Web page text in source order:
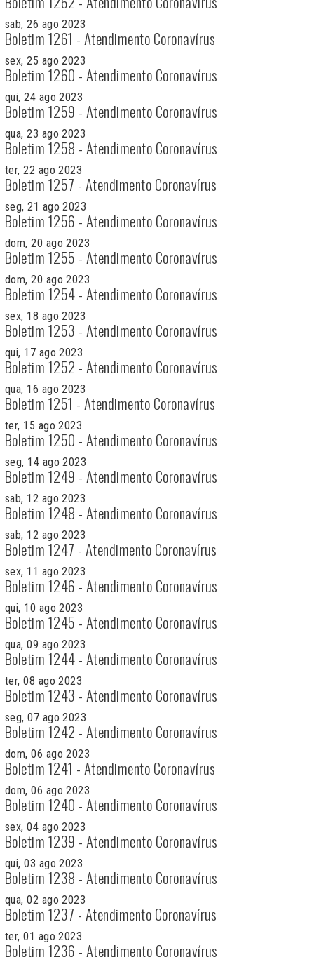
sab, 26 ago 2023
Boletim 1261 - Atendimento Coronavírus
sex, 25 ago 2023
Boletim 1260 - Atendimento Coronavírus
qui, 24 ago 2023
Boletim 1259 - Atendimento Coronavírus
qua, 23 ago 2023
Boletim 1258 - Atendimento Coronavírus
ter, 22 ago 2023
Boletim 1257 - Atendimento Coronavírus
seg, 21 ago 2023
Boletim 1256 - Atendimento Coronavírus
dom, 20 ago 2023
Boletim 1255 - Atendimento Coronavírus
dom, 20 ago 2023
Boletim 1254 - Atendimento Coronavírus
sex, 18 ago 2023
Boletim 1253 - Atendimento Coronavírus
qui, 17 ago 2023
Boletim 1252 - Atendimento Coronavírus
qua, 16 ago 2023
Boletim 1251 - Atendimento Coronavírus
ter, 15 ago 2023
Boletim 1250 - Atendimento Coronavírus
seg, 14 ago 2023
Boletim 1249 - Atendimento Coronavírus
sab, 12 ago 2023
Boletim 1248 - Atendimento Coronavírus
sab, 12 ago 2023
Boletim 1247 - Atendimento Coronavírus
sex, 11 ago 2023
Boletim 1246 - Atendimento Coronavírus
qui, 10 ago 2023
Boletim 1245 - Atendimento Coronavírus
qua, 09 ago 2023
Boletim 1244 - Atendimento Coronavírus
ter, 08 ago 2023
Boletim 1243 - Atendimento Coronavírus
seg, 07 ago 2023
Boletim 1242 - Atendimento Coronavírus
dom, 06 ago 2023
Boletim 1241 - Atendimento Coronavírus
dom, 06 ago 2023
Boletim 1240 - Atendimento Coronavírus
sex, 04 ago 2023
Boletim 1239 - Atendimento Coronavírus
qui, 03 ago 2023
Boletim 1238 - Atendimento Coronavírus
qua, 02 ago 2023
Boletim 1237 - Atendimento Coronavírus
ter, 01 ago 2023
Boletim 1236 - Atendimento Coronavírus